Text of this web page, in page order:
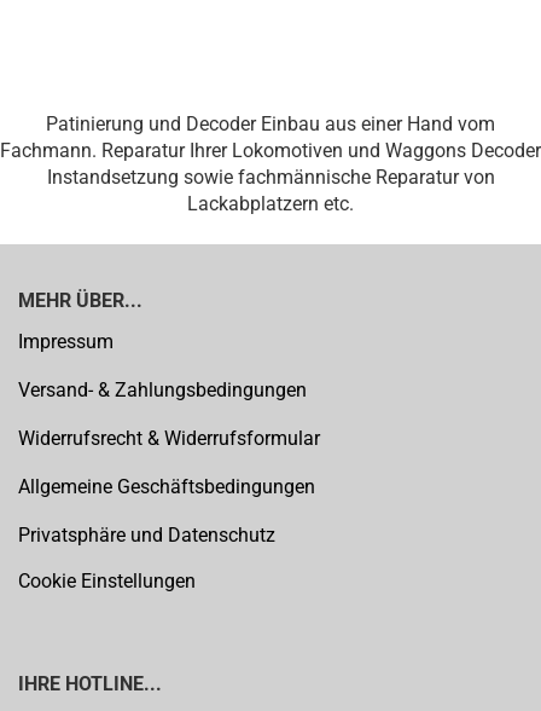
Patinierung und Decoder Einbau aus einer Hand vom
Fachmann. Reparatur Ihrer Lokomotiven und Waggons Decoder
Instandsetzung sowie fachmännische Reparatur von
Lackabplatzern etc.
MEHR ÜBER...
Impressum
Versand- & Zahlungsbedingungen
Widerrufsrecht & Widerrufsformular
Allgemeine Geschäftsbedingungen
Privatsphäre und Datenschutz
Cookie Einstellungen
IHRE HOTLINE...